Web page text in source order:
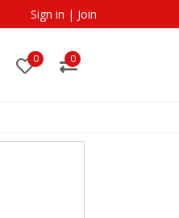
Sign in | Join
0 0